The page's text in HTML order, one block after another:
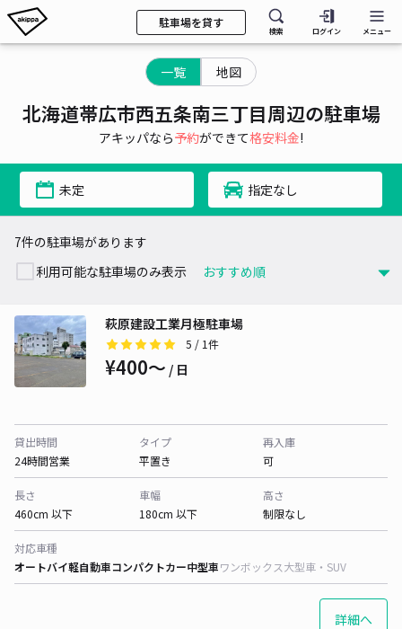
駐車場を貸す
検索 ログイン メニュー
一覧 地図
北海道帯広市西五条南三丁目周辺の駐車場
アキッパなら予約ができて格安料金!
未定 指定なし
7件の駐車場があります
利用可能な駐車場のみ表示
萩原建設工業月極駐車場
5 / 1件
¥400〜 / 日
貸出時間
24時間営業
タイプ
平置き
再入庫
可
長さ
460cm 以下
車幅
180cm 以下
高さ
制限なし
対応車種
オートバイ軽自動車コンパクトカー中型車ワンボックス大型車・SUV
詳細へ